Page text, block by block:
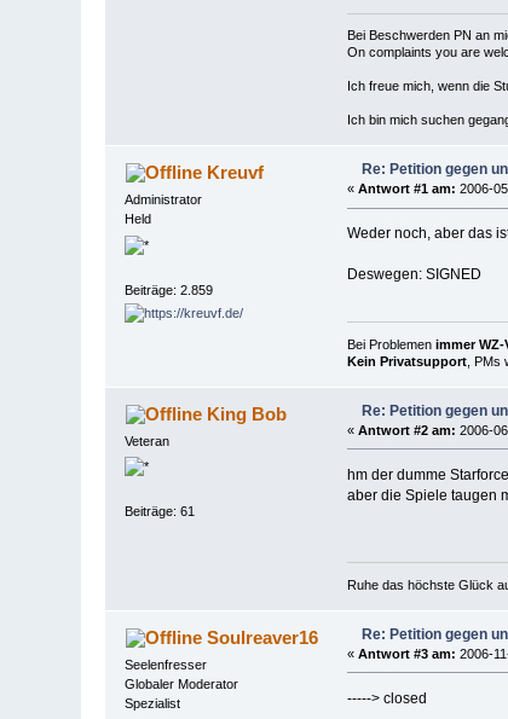
Bei Beschwerden PN an
On complaints you are
Ich freue mich, wenn die
Ich bin mich suchen
Kreuvf
Administrator
Held
Beiträge: 2.859
Re: Petition gegen
« Antwort #1 am: 2006-
Weder noch, aber das
Deswegen: SIGNED
Bei Problemen immer
Kein Privatsupport, PMs
King Bob
Veteran
Beiträge: 61
Re: Petition gegen
« Antwort #2 am: 2006-
hm der dumme
aber die Spiele taugen
Ruhe das höchste Glück
Soulreaver16
Seelenfresser
Globaler Moderator
Spezialist
Re: Petition gegen
« Antwort #3 am: 2006-
-----> closed